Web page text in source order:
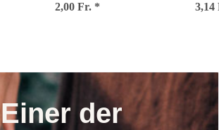
lycopersicum) Samen
2,00 Fr. *
Einer der